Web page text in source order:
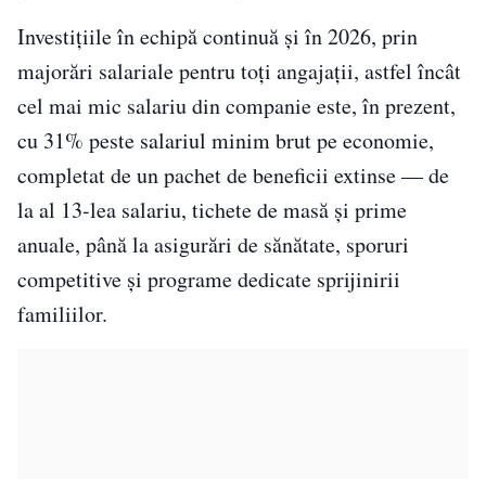
Investițiile în echipă continuă și în 2026, prin
majorări salariale pentru toți angajații, astfel încât
cel mai mic salariu din companie este, în prezent,
cu 31% peste salariul minim brut pe economie,
completat de un pachet de beneficii extinse — de
la al 13-lea salariu, tichete de masă și prime
anuale, până la asigurări de sănătate, sporuri
competitive și programe dedicate sprijinirii
familiilor.